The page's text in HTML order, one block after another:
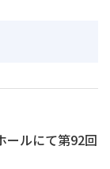
ルにて第92回